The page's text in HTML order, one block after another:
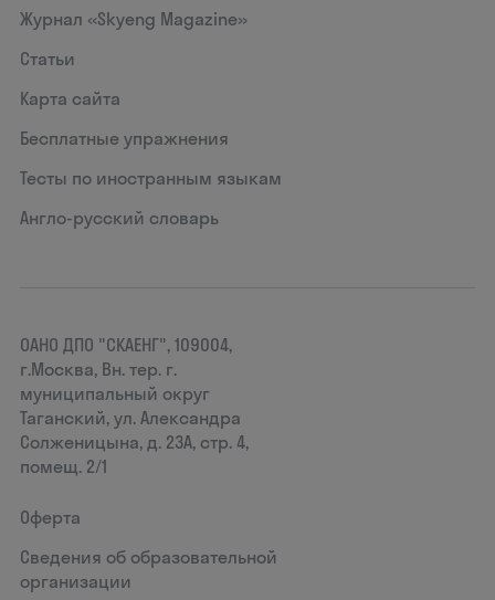
Журнал «Skyeng Magazine»
Статьи
Карта сайта
Бесплатные упражнения
Тесты по иностранным языкам
Англо-русский словарь
ОАНО ДПО "СКАЕНГ", 109004,
г.Москва, Вн. тер. г.
муниципальный округ
Таганский, ул. Александра
Солженицына, д. 23А, стр. 4,
помещ. 2/1
Оферта
Сведения об образовательной
организации